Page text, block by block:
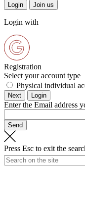
Login with
Registration
Select your account type
Physical individual
Enter the Email address
Press Esc to exit the